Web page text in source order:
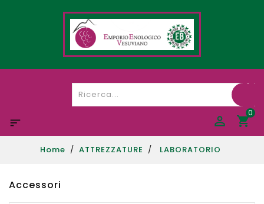
0

Home ATTREZZATURE LABORATORIO
Accessori